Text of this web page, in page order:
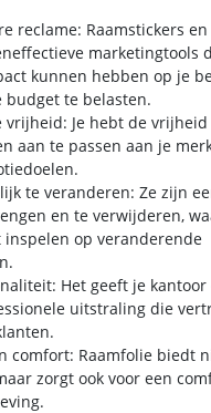
reclame: Raamstickers
marketingtools
kunnen hebben op je
budget te belasten.
vrijheid: Je hebt de
aan te passen aan je
te veranderen: Ze zijn
en te verwijderen,
inspelen op veranderende
Het geeft je
uitstraling die
comfort: Raamfolie biedt
zorgt ook voor een